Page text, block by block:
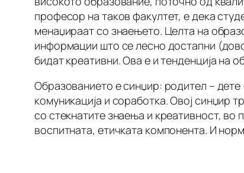
професор на таков факултет, е дека
менаџираат со знаењето. Целта на
информации што се лесно достапни
бидат креативни. Ова е и тенденција на
Образованието е синџир: родител – дете
комуникација и соработка. Овој синџир
со стекнатите знаења и креативност, во
воспитната, етичката компонента. И